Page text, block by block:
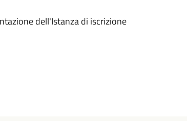
dell'Istanza di iscrizione